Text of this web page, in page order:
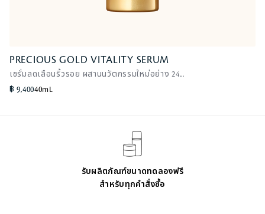
PRECIOUS GOLD VITALITY SERUM
เซรั่มลดเลือนริ้วรอย ผสานนวัตกรรมใหม่อย่าง 24...
฿ 9,40040mL
PRECIOUS GOLD VITALITY SERUM
เซรั่มลดเลือนริ้วรอย ผสานนวัตกรรมใหม่อย่าง 24...
รับผลิตภัณฑ์ขนาดทดลองฟรี
สำหรับทุกคำสั่งซื้อ